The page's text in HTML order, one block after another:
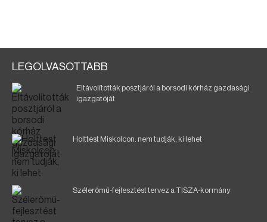
LEGOLVASOTTABB
Eltávolították posztjáról a borsodi kórház gazdasági
igazgatóját
Holttest Miskolcon: nem tudják, ki lehet
Szélerőmű-fejlesztést tervez a TISZA-kormány